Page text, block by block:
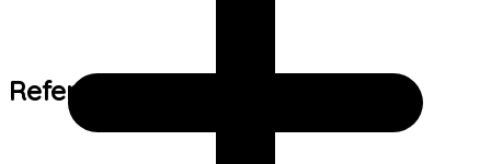
Referência de tamanho: